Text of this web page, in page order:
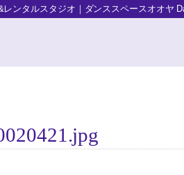
レンタルスタジオ｜ダンススペースオオヤ